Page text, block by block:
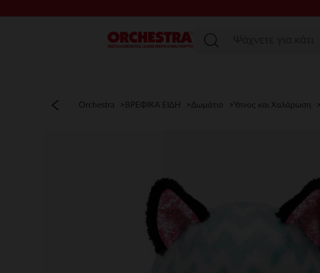
Μενού
Orchestra ΒΡΕΦΙΚΑ ΕΙΔΗ Δωμάτιο Ύπνος και Χαλάρωση